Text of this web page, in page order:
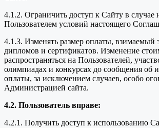
4.1.2. Ограничить доступ к Сайту в случае
Пользователем условий настоящего
4.1.3. Изменять размер оплаты, взимаемый
дипломов и сертификатов. Изменение
распространяться на Пользователей,
олимпиадах и конкурсах до сообщения об
оплаты, за исключением случаев, особо
Администрацией сайта.
4.2. Пользователь вправе:
4.2.1. Получить доступ к использованию